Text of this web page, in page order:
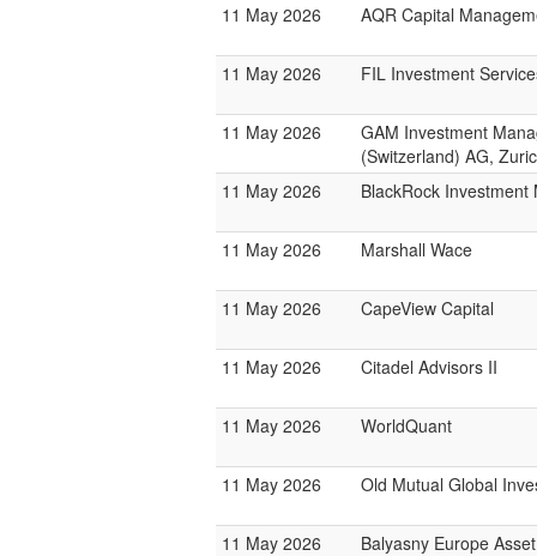
11 May 2026 AQR Capital
11 May 2026 FIL Investment
11 May 2026
GAM Investment
(Switzerland) AG,
11 May 2026
BlackRock Investment
11 May 2026 Marshall Wace
11 May 2026 CapeView Capital
11 May 2026 Citadel Advisors II
11 May 2026 WorldQuant
11 May 2026 Old Mutual Global
11 May 2026 Balyasny Europe